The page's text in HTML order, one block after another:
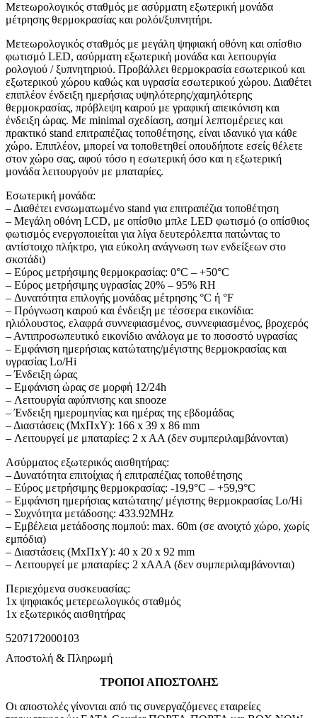
Μετεωρολογικός σταθμός με ασύρματη εξωτερική μονάδα
μέτρησης θερμοκρασίας και ρολόι/ξυπνητήρι.
Μετεωρολογικός σταθμός με μεγάλη ψηφιακή οθόνη και οπίσθιο
φωτισμό LED, ασύρματη εξωτερική μονάδα και λειτουργία
ρολογιού / ξυπνητηριού. Προβάλλει θερμοκρασία εσωτερικού και
εξωτερικού χώρου καθώς και υγρασία εσωτερικού χώρου. Διαθέτει
επιπλέον ένδειξη ημερήσιας υψηλότερης/χαμηλότερης
θερμοκρασίας, πρόβλεψη καιρού με γραφική απεικόνιση και
ένδειξη ώρας. Με minimal σχεδίαση, ασημί λεπτομέρειες και
πρακτικό stand επιτραπέζιας τοποθέτησης, είναι ιδανικό για κάθε
χώρο. Επιπλέον, μπορεί να τοποθετηθεί οπουδήποτε εσείς θέλετε
στον χώρο σας, αφού τόσο η εσωτερική όσο και η εξωτερική
μονάδα λειτουργούν με μπαταρίες.
Εσωτερική μονάδα:
– Διαθέτει ενσωματωμένο stand για επιτραπέζια τοποθέτηση
– Μεγάλη οθόνη LCD, με οπίσθιο μπλε LED φωτισμό (ο οπίσθιος
φωτισμός ενεργοποιείται για λίγα δευτερόλεπτα πατώντας το
αντίστοιχο πλήκτρο, για εύκολη ανάγνωση των ενδείξεων στο
σκοτάδι)
– Εύρος μετρήσιμης θερμοκρασίας: 0°C – +50°C
– Εύρος μετρήσιμης υγρασίας 20% – 95% RH
– Δυνατότητα επιλογής μονάδας μέτρησης °C ή °F
– Πρόγνωση καιρού και ένδειξη με τέσσερα εικονίδια:
ηλιόλουστος, ελαφρά συννεφιασμένος, συννεφιασμένος, βροχερός
– Αντιπροσωπευτικό εικονίδιο ανάλογα με το ποσοστό υγρασίας
– Εμφάνιση ημερήσιας κατώτατης/μέγιστης θερμοκρασίας και
υγρασίας Lo/Hi
– Ένδειξη ώρας
– Εμφάνιση ώρας σε μορφή 12/24h
– Λειτουργία αφύπνισης και snooze
– Ένδειξη ημερομηνίας και ημέρας της εβδομάδας
– Διαστάσεις (ΜxΠxΥ): 166 x 39 x 86 mm
– Λειτουργεί με μπαταρίες: 2 x AA (δεν συμπεριλαμβάνονται)
Ασύρματος εξωτερικός αισθητήρας:
– Δυνατότητα επιτοίχιας ή επιτραπέζιας τοποθέτησης
– Εύρος μετρήσιμης θερμοκρασίας: -19,9°C – +59,9°C
– Εμφάνιση ημερήσιας κατώτατης/ μέγιστης θερμοκρασίας Lo/Hi
– Συχνότητα μετάδοσης: 433.92MHz
– Εμβέλεια μετάδοσης πομπού: max. 60m (σε ανοιχτό χώρο, χωρίς
εμπόδια)
– Διαστάσεις (ΜxΠxΥ): 40 x 20 x 92 mm
– Λειτουργεί με μπαταρίες: 2 xAAA (δεν συμπεριλαμβάνονται)
Περιεχόμενα συσκευασίας:
1x ψηφιακός μετερεωλογικός σταθμός
1x εξωτερικός αισθητήρας
5207172000103
Αποστολή & Πληρωμή
ΤΡΟΠΟΙ ΑΠΟΣΤΟΛΗΣ
Οι αποστολές γίνονται από τις συνεργαζόμενες εταιρείες